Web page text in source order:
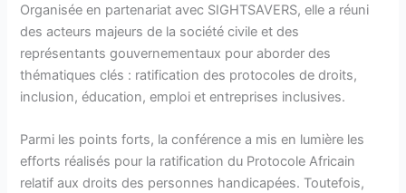
Organisée en partenariat avec SIGHTSAVERS, elle a réuni
des acteurs majeurs de la société civile et des
représentants gouvernementaux pour aborder des
thématiques clés : ratification des protocoles de droits,
inclusion, éducation, emploi et entreprises inclusives.
Parmi les points forts, la conférence a mis en lumière les
efforts réalisés pour la ratification du Protocole Africain
relatif aux droits des personnes handicapées. Toutefois,